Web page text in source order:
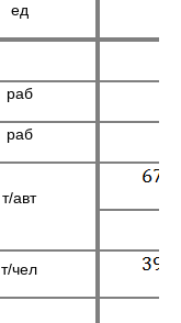
ед
раб
раб
т/авт
т/чел